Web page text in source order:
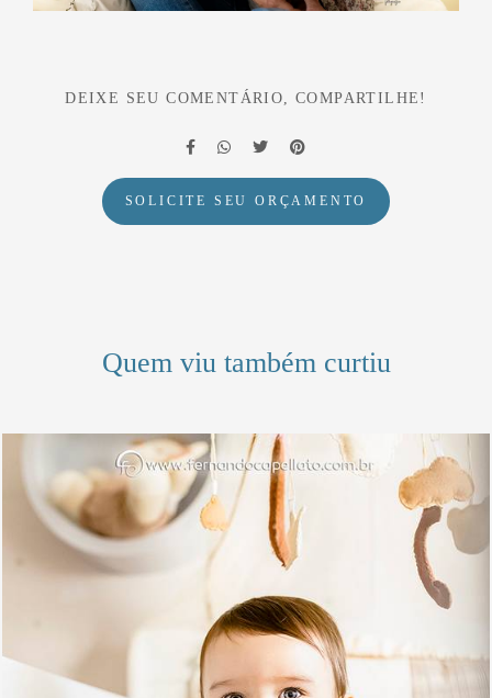
DEIXE SEU COMENTÁRIO, COMPARTILHE!
SOLICITE SEU ORÇAMENTO
Quem viu também curtiu